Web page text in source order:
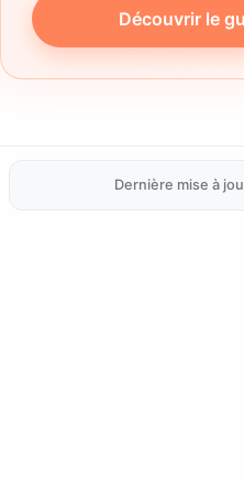
Découvrir le
Dernière mise à